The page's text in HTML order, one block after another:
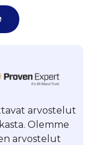
arvostelut
Olemme
arvostelut